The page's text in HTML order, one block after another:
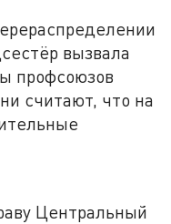
вызвала
профсоюзов
считают, что на
Центральный